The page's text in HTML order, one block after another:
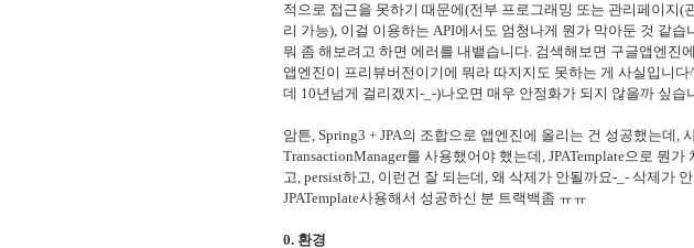
적으로 접근을 못하기 때문에(전부 프로그래밍 또는 관리페이지(
리 가능), 이걸 이용하는 API에서도 엄청나게 뭔가 막아둔 것 같습
뭐 좀 해보려고 하면 에러를 내뱉습니다. 검색해보면 구글앱엔진
앱엔진이 프리뷰버전이기에 뭐라 따지지도 못하는 게 사실입니
데 10년넘게 걸리겠지-_-)나오면 매우 안정화가 되지 않을까 싶습
암튼, Spring3 + JPA의 조합으로 앱엔진에 올리는 건 성공했는데,
TransactionManager를 사용했어야 했는데, JPATemplate으로 뭔
고, persist하고, 이런건 잘 되는데, 왜 삭제가 안될까요-_- 삭제가
JPATemplate사용해서 성공하신 분 트랙백좀 ㅠㅠ
0. 환경